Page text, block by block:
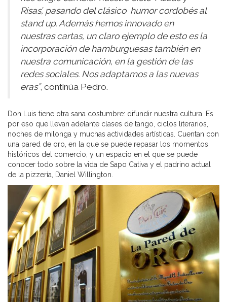
Risas’, pasando del clásico humor cordobés al
stand up. Además hemos innovado en
nuestras cartas, un claro ejemplo de esto es la
incorporación de hamburguesas también en
nuestra comunicación, en la gestión de las
redes sociales. Nos adaptamos a las nuevas
eras”, continúa Pedro.
Don Luis tiene otra sana costumbre: difundir nuestra cultura. Es
por eso que llevan adelante clases de tango, ciclos literarios,
noches de milonga y muchas actividades artísticas. Cuentan con
una pared de oro, en la que se puede repasar los momentos
históricos del comercio, y un espacio en el que se puede
conocer todo sobre la vida de Sapo Cativa y el padrino actual
de la pizzería, Daniel Willington.